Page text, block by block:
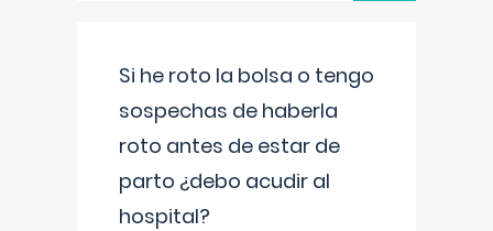
Si he roto la bolsa o tengo
sospechas de haberla
roto antes de estar de
parto ¿debo acudir al
hospital?